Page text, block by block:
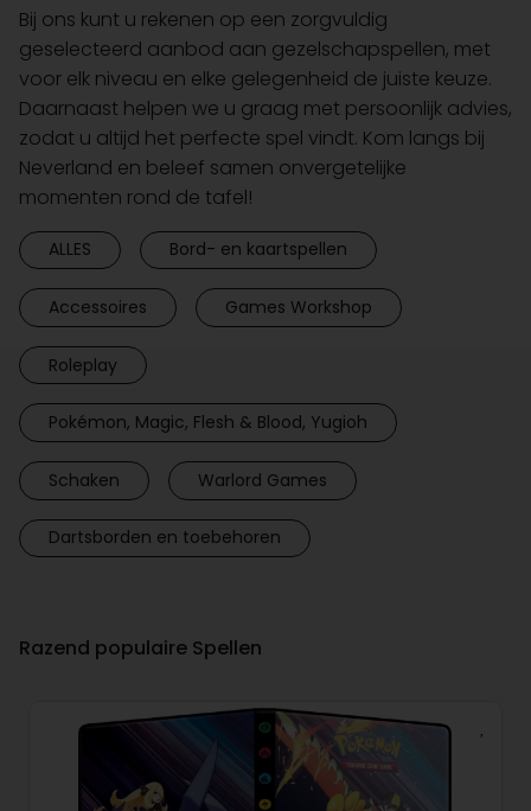
Bij ons kunt u rekenen op een zorgvuldig
geselecteerd aanbod aan gezelschapspellen, met
voor elk niveau en elke gelegenheid de juiste keuze.
Daarnaast helpen we u graag met persoonlijk advies,
zodat u altijd het perfecte spel vindt. Kom langs bij
Neverland en beleef samen onvergetelijke
momenten rond de tafel!
ALLES Bord- en kaartspellen
Accessoires Games Workshop
Roleplay
Pokémon, Magic, Flesh & Blood, Yugioh
Schaken Warlord Games
Dartsborden en toebehoren
Razend populaire Spellen